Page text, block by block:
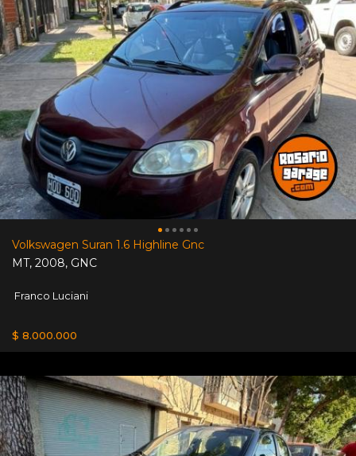
Volkswagen Suran 1.6 Highline Gnc
MT, 2008, GNC
Franco Luciani
$ 8.000.000